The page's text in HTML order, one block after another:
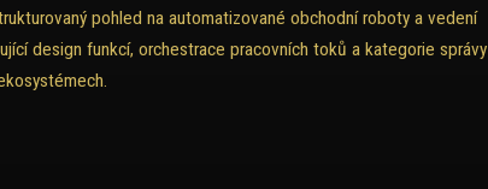
pohled na automatizované obchodní roboty a vedení
design funkcí, orchestrace pracovních toků a kategorie správy